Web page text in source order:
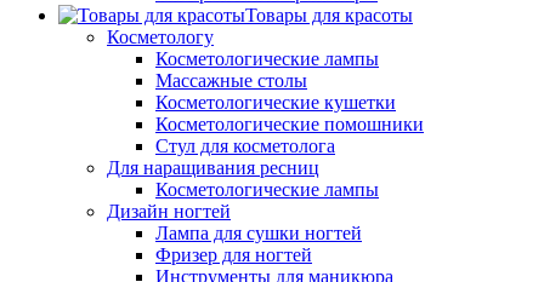
Товары для красоты
Косметологу
Косметологические лампы
Массажные столы
Косметологические кушетки
Косметологические помошники
Стул для косметолога
Для наращивания ресниц
Косметологические лампы
Дизайн ногтей
Лампа для сушки ногтей
Фризер для ногтей
Инструменты для маникюра